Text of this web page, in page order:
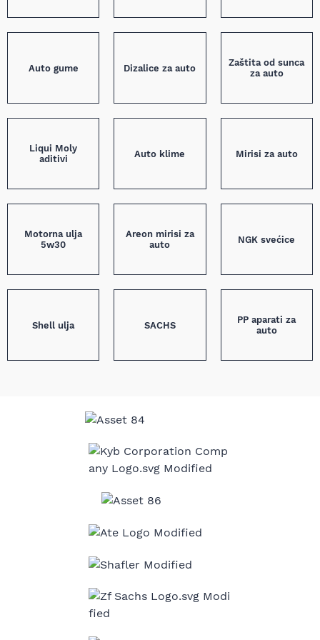
Auto gume Dizalice za auto
Zaštita od sunca
za auto
Liqui Moly
aditivi
Auto klime Mirisi za auto
Motorna ulja
5w30
Areon mirisi za
auto
NGK svećice
Shell ulja SACHS
PP aparati za
auto